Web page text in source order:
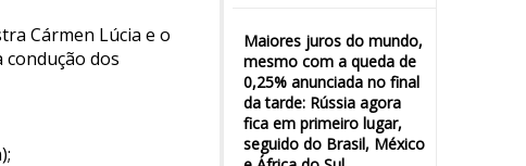
Maiores juros do mundo,
mesmo com a queda de
0,25% anunciada no final
da tarde: Rússia agora
fica em primeiro lugar,
seguido do Brasil, México
Cármen Lúcia e o
dos